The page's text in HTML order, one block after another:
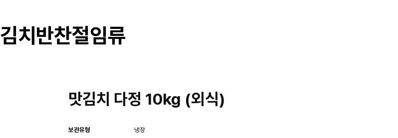
김치반찬절임류
맛김치 다정 10kg (외식)
보관유형 냉장